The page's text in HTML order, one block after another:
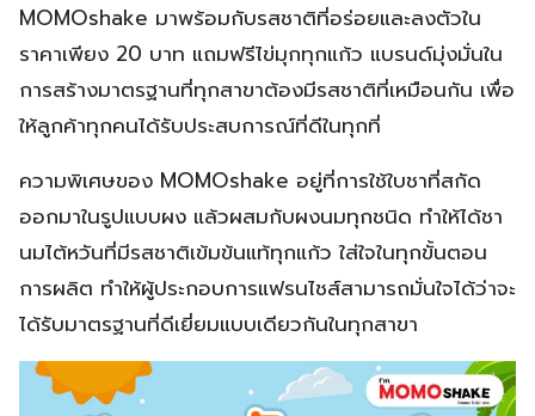
MOMOshake มาพร้อมกับรสชาติที่อร่อยและลงตัวใน
ราคาเพียง 20 บาท แถมฟรีไข่มุกทุกแก้ว แบรนด์มุ่งมั่นใน
การสร้างมาตรฐานที่ทุกสาขาต้องมีรสชาติที่เหมือนกัน เพื่อ
ให้ลูกค้าทุกคนได้รับประสบการณ์ที่ดีในทุกที่
ความพิเศษของ MOMOshake อยู่ที่การใช้ใบชาที่สกัด
ออกมาในรูปแบบผง แล้วผสมกับผงนมทุกชนิด ทำให้ได้ชา
นมไต้หวันที่มีรสชาติเข้มข้นแท้ทุกแก้ว ใส่ใจในทุกขั้นตอน
การผลิต ทำให้ผู้ประกอบการแฟรนไชส์สามารถมั่นใจได้ว่าจะ
ได้รับมาตรฐานที่ดีเยี่ยมแบบเดียวกันในทุกสาขา